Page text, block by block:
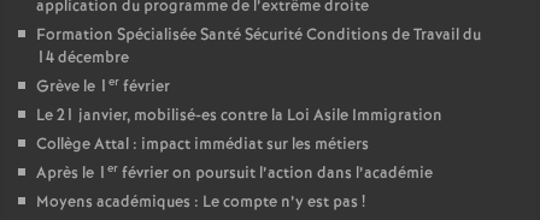
n
s
T
application du programme de l’extrême droite
Formation Spécialisée Santé Sécurité Conditions de Travail du
14 décembre
Grève le 1 er février
Le 21 janvier, mobilisé-es contre la Loi Asile Immigration
Collège Attal : impact immédiat sur les métiers
Après le 1 er février on poursuit l’action dans l’académie
Moyens académiques : Le compte n’y est pas !